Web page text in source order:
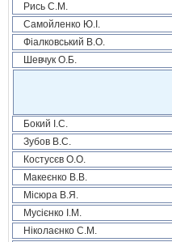
Рись С.М.
Самойленко Ю.І.
Фіалковський В.О.
Шевчук О.Б.
Бокий І.С.
Зубов В.С.
Костусєв О.О.
Макеєнко В.В.
Місюра В.Я.
Мусієнко І.М.
Ніколаєнко С.М.